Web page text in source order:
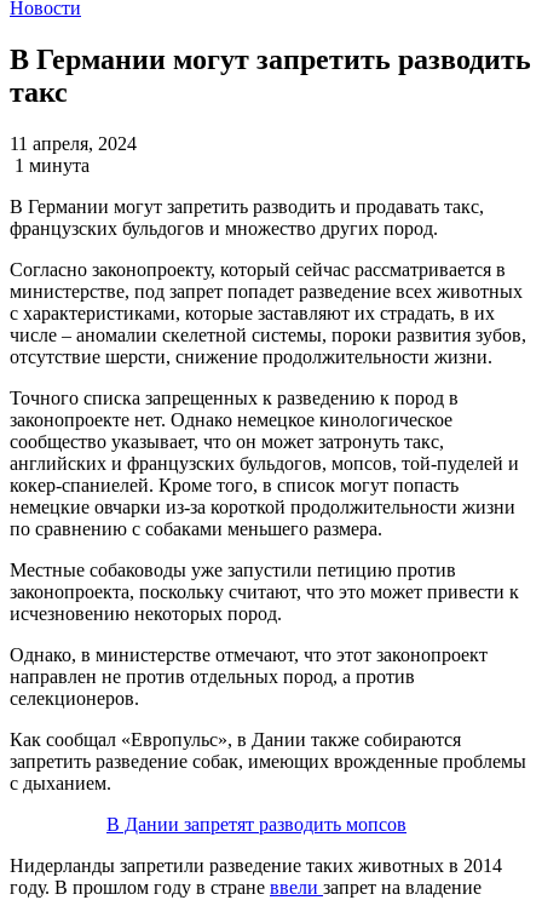
Новости
В Германии могут запретить разводить
такс
11 апреля, 2024
1 минута
В Германии могут запретить разводить и продавать такс,
французских бульдогов и множество других пород.
Согласно законопроекту, который сейчас рассматривается в
министерстве, под запрет попадет разведение всех животных
с характеристиками, которые заставляют их страдать, в их
числе – аномалии скелетной системы, пороки развития зубов,
отсутствие шерсти, снижение продолжительности жизни.
Точного списка запрещенных к разведению к пород в
законопроекте нет. Однако немецкое кинологическое
сообщество указывает, что он может затронуть такс,
английских и французских бульдогов, мопсов, той-пуделей и
кокер-спаниелей. Кроме того, в список могут попасть
немецкие овчарки из-за короткой продолжительности жизни
по сравнению с собаками меньшего размера.
Местные собаководы уже запустили петицию против
законопроекта, поскольку считают, что это может привести к
исчезновению некоторых пород.
Однако, в министерстве отмечают, что этот законопроект
направлен не против отдельных пород, а против
селекционеров.
Как сообщал «Европульс», в Дании также собираются
запретить разведение собак, имеющих врожденные проблемы
с дыханием.
В Дании запретят разводить мопсов
Нидерланды запретили разведение таких животных в 2014
году. В прошлом году в стране ввели запрет на владение